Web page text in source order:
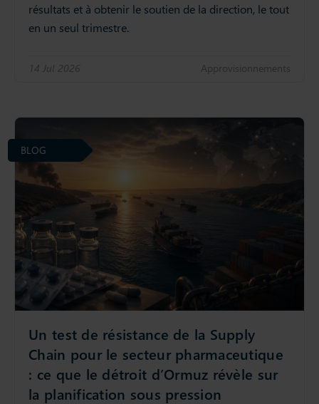
résultats et à obtenir le soutien de la direction, le tout
en un seul trimestre.
14 Jul 2026 Approvisionnements
Un test de résistance de la Supply
Chain pour le secteur pharmaceutique
: ce que le détroit d’Ormuz révèle sur
la planification sous pression
BLOG